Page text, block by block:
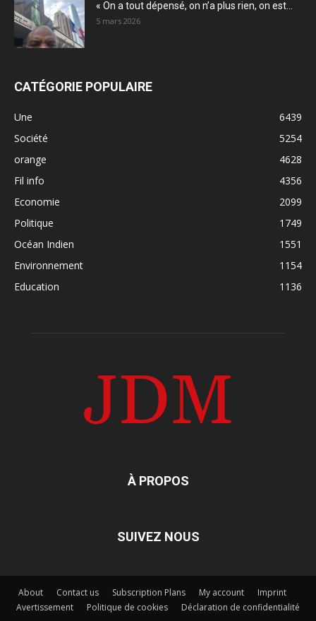
« On a tout dépensé, on n’a plus rien, on est...
5 mars 2026
CATÉGORIE POPULAIRE
Une
6439
Société
5254
orange
4628
Fil info
4356
Economie
2099
Politique
1749
Océan Indien
1551
Environnement
1154
Education
1136
À PROPOS
SUIVEZ NOUS
About Contact us Subscription Plans My account
Imprint
Avertissement
Politique de cookies Déclaration de confidentialité